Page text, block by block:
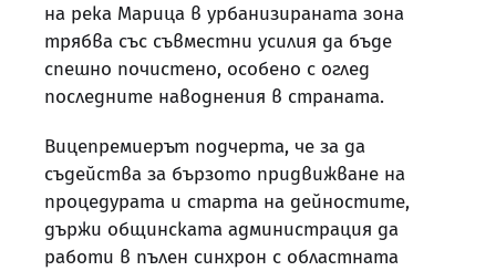
на река Марица в урбанизираната зона
трябва със съвместни усилия да бъде
спешно почистено, особено с оглед
последните наводнения в страната.
Вицепремиерът подчерта, че за да
съдейства за бързото придвижване на
процедурата и старта на дейностите,
държи общинската администрация да
работи в пълен синхрон с областната